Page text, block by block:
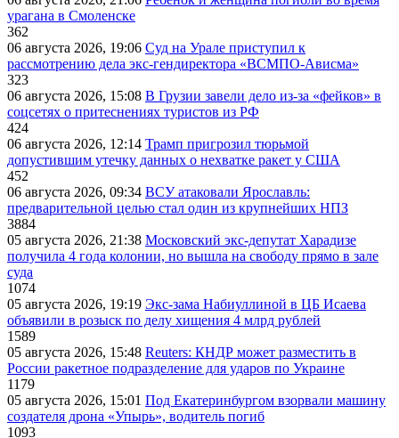
урагана в Смоленске
362
06 августа 2026, 19:06 Суд на Урале приступил к
рассмотрению дела экс-гендиректора «ВСМПО-Ависма»
323
06 августа 2026, 15:08 В Грузии завели дело из-за «фейков» в
соцсетях о притеснениях туристов из РФ
424
06 августа 2026, 12:14 Трамп пригрозил тюрьмой
допустившим утечку данных о нехватке ракет у США
452
06 августа 2026, 09:34 ВСУ атаковали Ярославль:
предварительной целью стал один из крупнейших НПЗ
3884
05 августа 2026, 21:38 Московский экс-депутат Харадизе
получила 4 года колонии, но вышла на свободу прямо в зале
суда
1074
05 августа 2026, 19:19 Экс-зама Набиуллиной в ЦБ Исаева
объявили в розыск по делу хищения 4 млрд рублей
1589
05 августа 2026, 15:48 Reuters: КНДР может разместить в
России ракетное подразделение для ударов по Украине
1179
05 августа 2026, 15:01 Под Екатеринбургом взорвали машину
создателя дрона «Упырь», водитель погиб
1093